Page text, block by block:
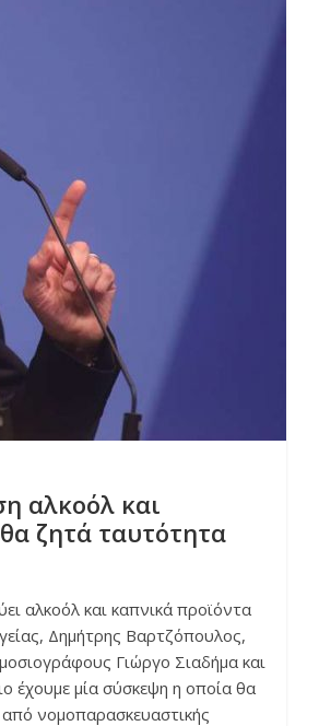
αλκοόλ και
ζητά ταυτότητα
αλκοόλ και καπνικά προϊόντα
Δημήτρης Βαρτζόπουλος,
Γιώργο Σιαδήμα και
έχουμε μία σύσκεψη η οποία θα
από νομοπαρασκευαστικής